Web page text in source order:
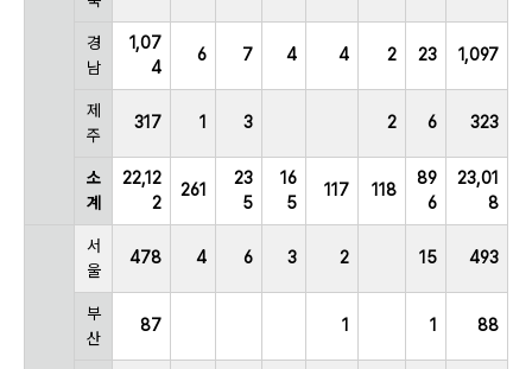
경
남
1,07
4
6 7 4 4 2 23 1,097
제
주
317 1 3 2 6 323
소
계
22,12
2
261
23
5
16
5
117 118
89
6
23,01
8
서
울
478 4 6 3 2 15 493
부
산
87 1 1 88